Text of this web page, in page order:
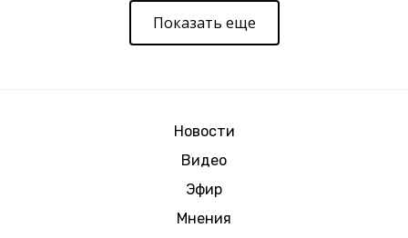
Показать еще
Новости
Видео
Эфир
Мнения